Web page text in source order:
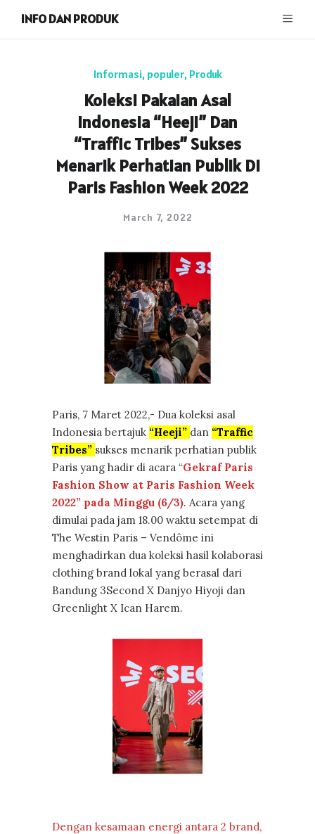
INFO DAN PRODUK
Informasi, populer, Produk
Koleksi Pakaian Asal
Indonesia “Heeji” Dan
“Traffic Tribes” Sukses
Menarik Perhatian Publik Di
Paris Fashion Week 2022
March 7, 2022
Paris, 7 Maret 2022,- Dua koleksi asal
Indonesia bertajuk “Heeji” dan “Traffic
Tribes” sukses menarik perhatian publik
Paris yang hadir di acara “Gekraf Paris
Fashion Show at Paris Fashion Week
2022” pada Minggu (6/3). Acara yang
dimulai pada jam 18.00 waktu setempat di
The Westin Paris – Vendôme ini
menghadirkan dua koleksi hasil kolaborasi
clothing brand lokal yang berasal dari
Bandung 3Second X Danjyo Hiyoji dan
Greenlight X Ican Harem.
Dengan kesamaan energi antara 2 brand,